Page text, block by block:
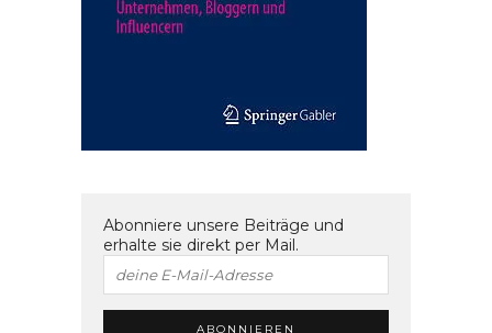
Abonniere unsere Beiträge und
erhalte sie direkt per Mail.